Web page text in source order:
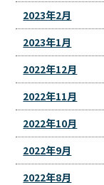
2023年2月
2023年1月
2022年12月
2022年11月
2022年10月
2022年9月
2022年8月